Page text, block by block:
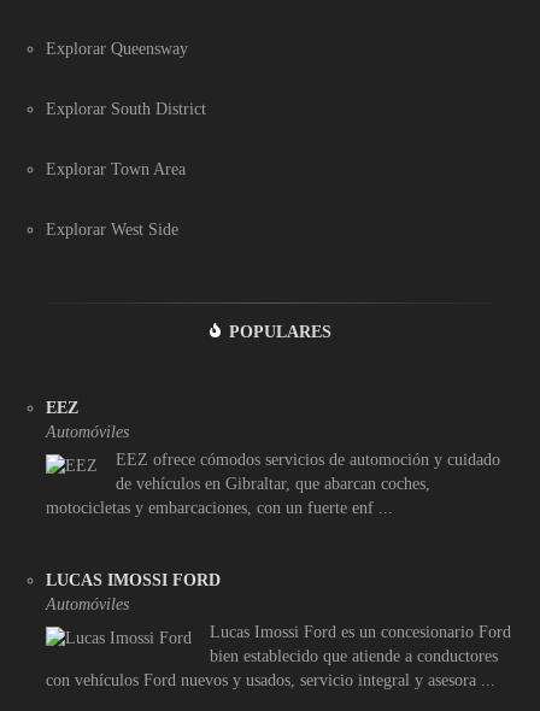
Explorar Queensway
Explorar South District
Explorar Town Area
Explorar West Side
POPULARES
EEZ
Automóviles
EEZ ofrece cómodos servicios de automoción y cuidado
de vehículos en Gibraltar, que abarcan coches,
motocicletas y embarcaciones, con un fuerte enf ...
LUCAS IMOSSI FORD
Automóviles
Lucas Imossi Ford es un concesionario Ford
bien establecido que atiende a conductores
con vehículos Ford nuevos y usados, servicio integral y asesora ...